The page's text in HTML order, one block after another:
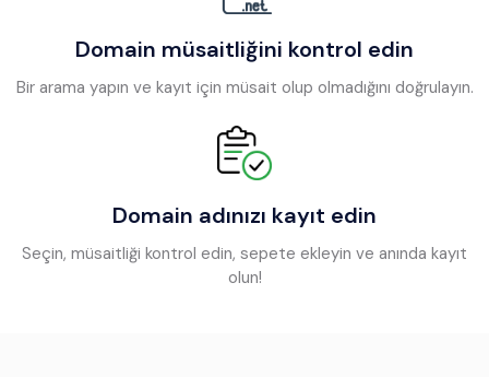
Domain müsaitliğini kontrol edin
Bir arama yapın ve kayıt için müsait olup olmadığını doğrulayın.
Domain adınızı kayıt edin
Seçin, müsaitliği kontrol edin, sepete ekleyin ve anında kayıt
olun!